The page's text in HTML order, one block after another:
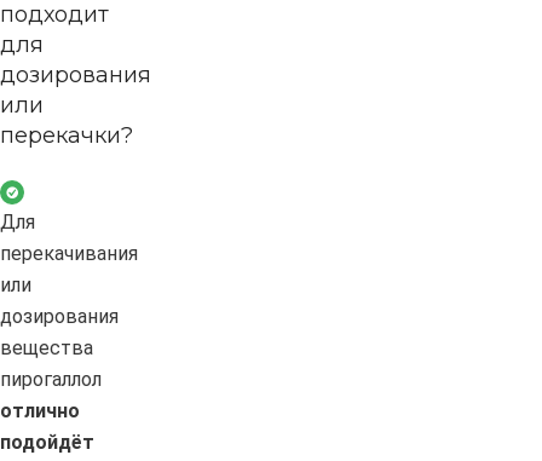
подходит
для
дозирования
или
перекачки?
Для
перекачивания
или
дозирования
вещества
пирогаллол
отлично
подойдёт